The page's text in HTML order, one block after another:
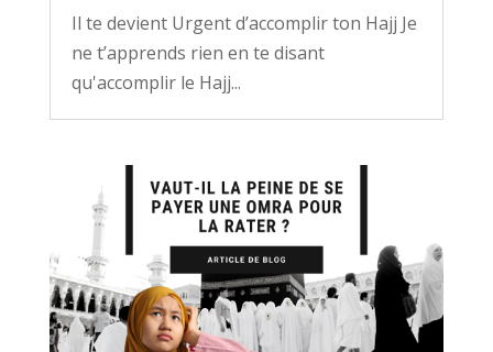
Il te devient Urgent d’accomplir ton Hajj Je
ne t’apprends rien en te disant
qu'accomplir le Hajj...